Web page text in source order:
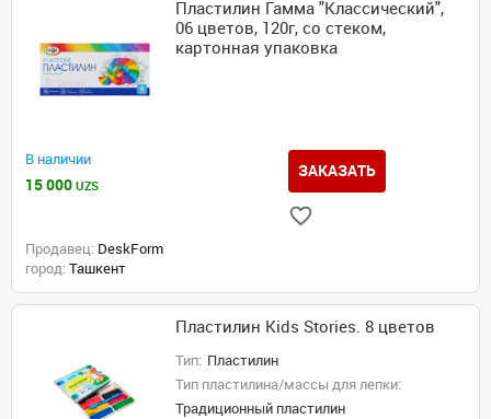
Пластилин Гамма "Классический",
06 цветов, 120г, со стеком,
картонная упаковка
В наличии
15 000 UZS
ЗАКАЗАТЬ
Продавец: DeskForm
город: Ташкент
Пластилин Kids Stories. 8 цветов
Тип: Пластилин
Тип пластилина/массы для лепки:
Традиционный пластилин